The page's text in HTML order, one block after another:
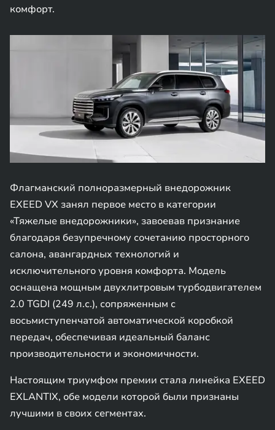
комфорт.
Флагманский полноразмерный внедорожник
EXEED VX занял первое место в категории
«Тяжелые внедорожники», завоевав признание
благодаря безупречному сочетанию просторного
салона, авангардных технологий и
исключительного уровня комфорта. Модель
оснащена мощным двухлитровым турбодвигателем
2.0 TGDI (249 л.с.), сопряженным с
восьмиступенчатой автоматической коробкой
передач, обеспечивая идеальный баланс
производительности и экономичности.
Настоящим триумфом премии стала линейка EXEED
EXLANTIX, обе модели которой были признаны
лучшими в своих сегментах.